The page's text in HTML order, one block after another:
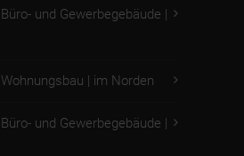
und Gewerbegebäude |
| im Norden
und Gewerbegebäude |